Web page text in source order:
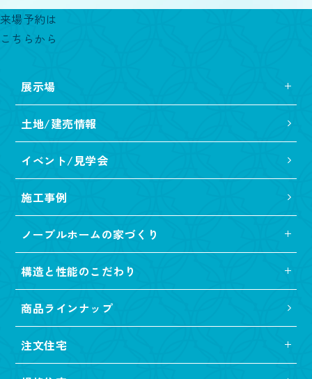
来場予約は
こちらから
展示場
土地/建売情報
イベント/見学会
施工事例
ノーブルホームの家づくり
構造と性能のこだわり
商品ラインナップ
注文住宅